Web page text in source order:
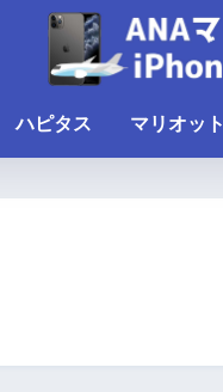
ハピタス マリオット